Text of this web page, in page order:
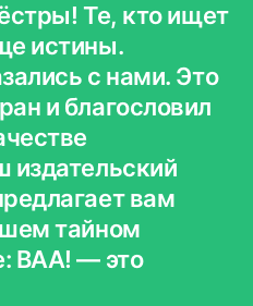
Те, кто ищет
истины.
с нами. Это
и благословил
издательский
вам
тайном
BAA! — это